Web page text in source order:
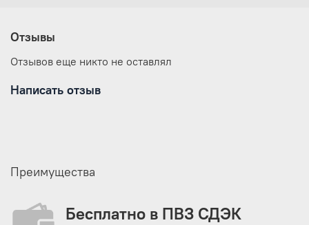
Отзывы
Отзывов еще никто не оставлял
Написать отзыв
Преимущества
Бесплатно в ПВЗ СДЭК